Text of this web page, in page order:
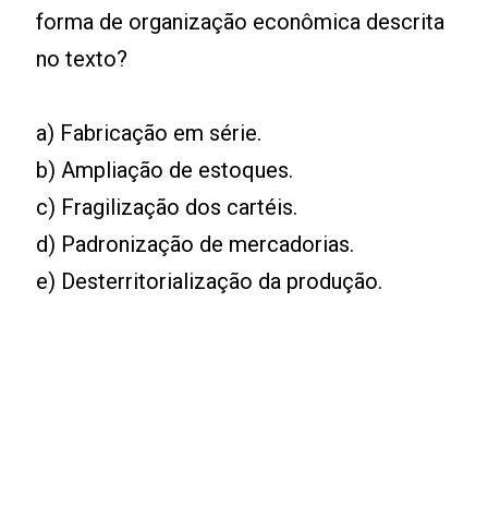
forma de organização econômica descrita
no texto?
a) Fabricação em série.
b) Ampliação de estoques.
c) Fragilização dos cartéis.
d) Padronização de mercadorias.
e) Desterritorialização da produção.